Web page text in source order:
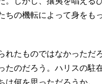
ちの機転によって身をも
たものではなかっただ
たのだろう。ハリスの駐